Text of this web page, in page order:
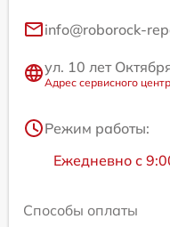
info@roborock-
ул. 10 лет
Адрес сервисного
Режим работы:
Ежедневно с
Способы оплаты